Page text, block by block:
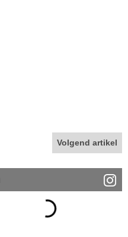
Volgend artikel